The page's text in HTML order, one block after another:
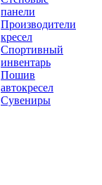
панели
Производители
кресел
Спортивный
инвентарь
Пошив
автокресел
Сувениры